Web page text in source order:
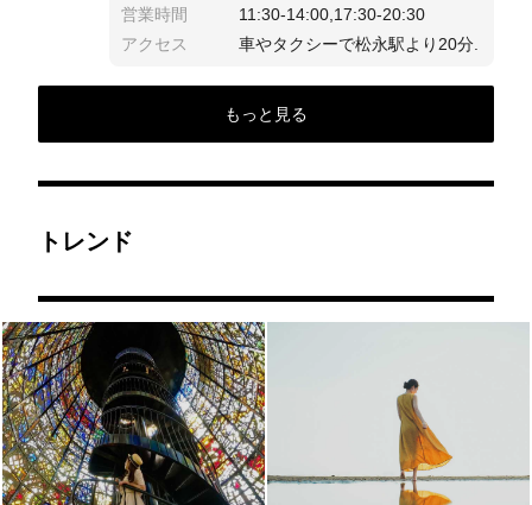
営業時間
11:30-14:00,17:30-20:30
アクセス
車やタクシーで松永駅より20分.
もっと見る
トレンド